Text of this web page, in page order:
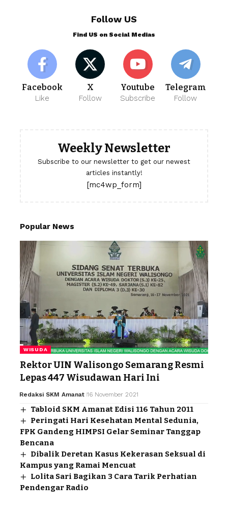
Follow US
Find US on Social Medias
Facebook
Like
X
Follow
Youtube
Subscribe
Telegram
Follow
Weekly Newsletter
Subscribe to our newsletter to get our newest
articles instantly!
[mc4wp_form]
Popular News
WISUDA
Rektor UIN Walisongo Semarang Resmi
Lepas 447 Wisudawan Hari Ini
Redaksi SKM Amanat 16 November 2021
Tabloid SKM Amanat Edisi 116 Tahun 2011
Peringati Hari Kesehatan Mental Sedunia,
FPK Gandeng HIMPSI Gelar Seminar Tanggap
Bencana
Dibalik Deretan Kasus Kekerasan Seksual di
Kampus yang Ramai Mencuat
Lolita Sari Bagikan 3 Cara Tarik Perhatian
Pendengar Radio